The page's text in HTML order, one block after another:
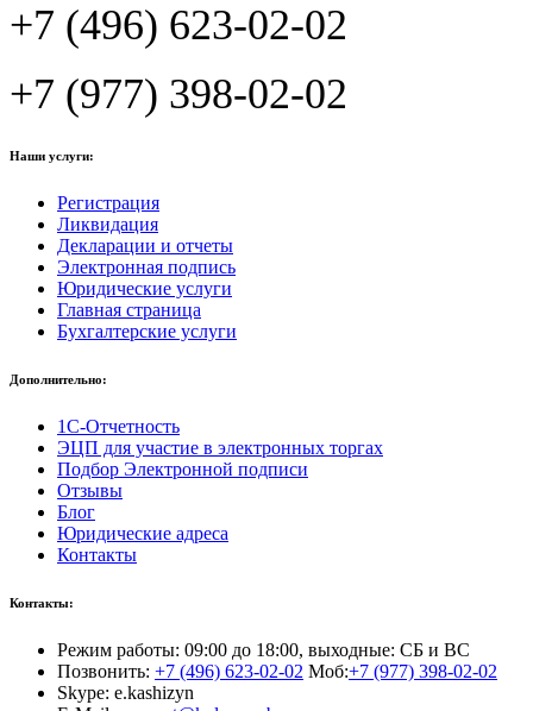
+7 (496) 623-02-02
+7 (977) 398-02-02
Наши услуги:
Регистрация
Ликвидация
Декларации и отчеты
Электронная подпись
Юридические услуги
Главная страница
Бухгалтерские услуги
Дополнительно:
1С-Отчетность
ЭЦП для участие в электронных торгах
Подбор Электронной подписи
Отзывы
Блог
Юридические адреса
Контакты
Контакты:
Режим работы: 09:00 до 18:00, выходные: СБ и ВС
Позвонить: +7 (496) 623-02-02 Моб:+7 (977) 398-02-02
Skype: e.kashizyn